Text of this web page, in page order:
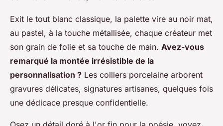
Exit le tout blanc classique, la palette vire au noir mat,
au pastel, à la touche métallisée, chaque créateur met
son grain de folie et sa touche de main. Avez-vous
remarqué la montée irrésistible de la
personnalisation ? Les colliers porcelaine arborent
gravures délicates, signatures artisanes, quelques fois
une dédicace presque confidentielle.